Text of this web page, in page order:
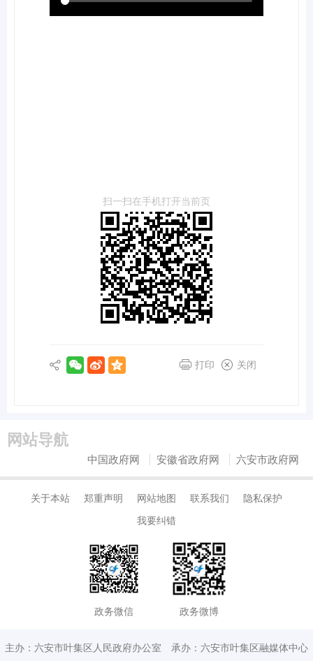
扫一扫在手机打开当前页
打印 关闭
网站导航
中国政府网 安徽省政府网 六安市政府网
关于本站 郑重声明 网站地图 联系我们
隐私保护
我要纠错
政务微信 政务微博
主办：六安市叶集区人民政府办公室 承办：六安市叶集区融媒体中心